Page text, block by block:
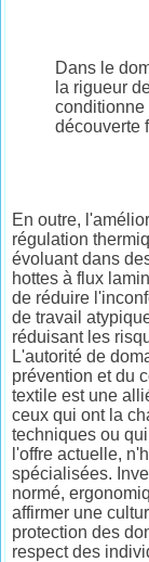
Dans le
la rigueur
conditionne
découverte
En outre,
régulation
évoluant dans
hottes à flux
de réduire
de travail
réduisant les
L'autorité de
prévention et du
textile est une
ceux qui ont la
techniques ou
l'offre actuelle,
spécialisées.
normé,
affirmer une
protection des
respect des